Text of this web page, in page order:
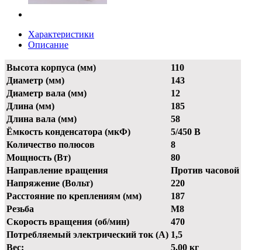
Характеристики
Описание
Высота корпуса (мм)
110
Диаметр (мм)
143
Диаметр вала (мм)
12
Длина (мм)
185
Длина вала (мм)
58
Ёмкость конденсатора (мкФ)
5/450 В
Количество полюсов
8
Мощность (Вт)
80
Направление вращения
Против часовой
Напряжение (Вольт)
220
Расстояние по креплениям (мм)
187
Резьба
М8
Скорость вращения (об/мин)
470
Потребляемый электрический ток (А) 1,5
Вес:
5.00 кг